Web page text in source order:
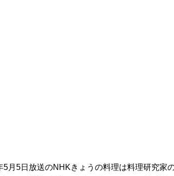
5月5日放送のNHKきょうの料理は料理研究家